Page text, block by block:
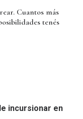
Cuantos más
tenés
incursionar en